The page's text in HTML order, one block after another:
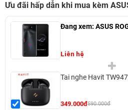
Ưu đãi hấp dẫn khi mua kèm
Đang xem: ASUS
Liên hệ
Tai nghe Havit TW947
349.000đ590.000đ